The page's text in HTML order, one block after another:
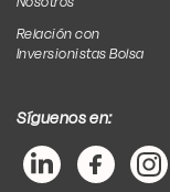
Relación con
Inversionistas Bolsa
Síguenos en: